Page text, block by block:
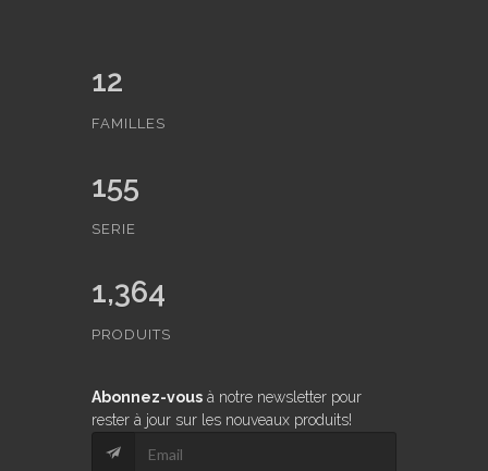
12
FAMILLES
155
SERIE
1,364
PRODUITS
Abonnez-vous à notre newsletter pour
rester à jour sur les nouveaux produits!